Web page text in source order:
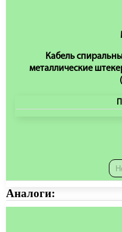
Кабель
металлические
Аналоги: